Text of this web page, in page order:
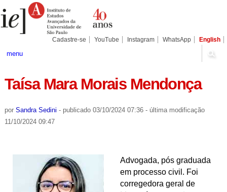
para
conteúdo.
Pessoais
Cadastre-se YouTube Instagram WhatsApp English
menu
Taísa Mara Morais Mendonça
por Sandra Sedini - publicado03/10/2024 07:36 - última modificação
11/10/2024 09:47
Advogada, pós graduada
em processo civil. Foi
corregedora geral de